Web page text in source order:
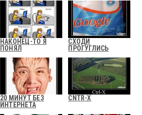
НАКОНЕЦ-ТО Я
ПОНЯЛ
СХОДИ
ПРОГУГЛИСЬ
20 МИНУТ БЕЗ
ИНТЕРНЕТА
CNTR-X